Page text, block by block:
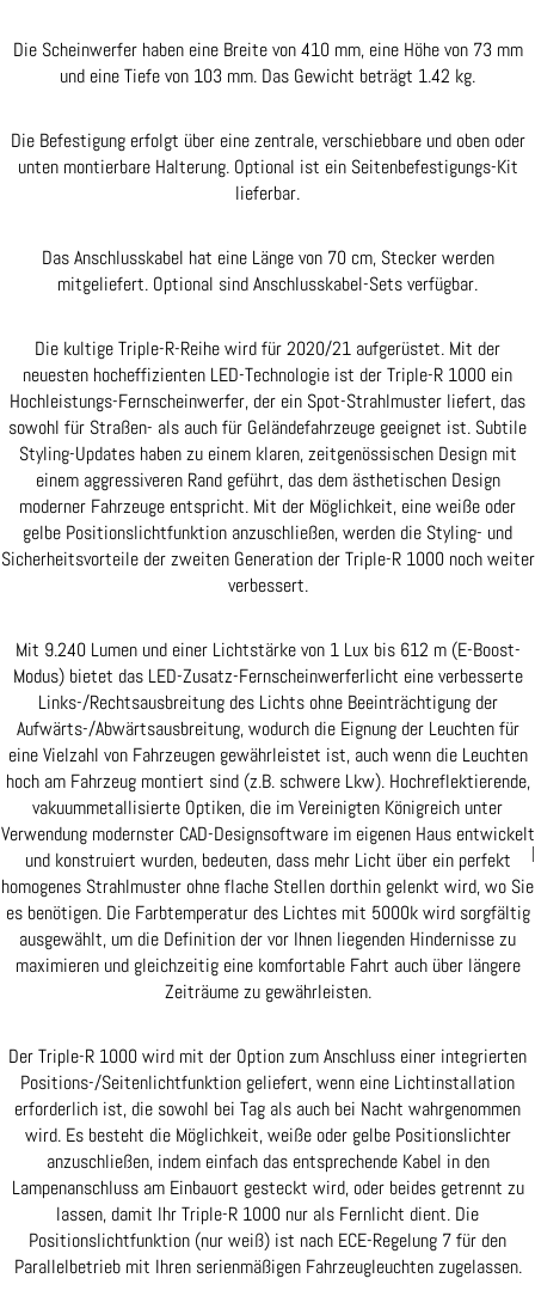
Die Scheinwerfer haben eine Breite von 410 mm, eine Höhe von 73 mm
und eine Tiefe von 103 mm. Das Gewicht beträgt 1.42 kg.
Die Befestigung erfolgt über eine zentrale, verschiebbare und oben oder
unten montierbare Halterung. Optional ist ein Seitenbefestigungs-Kit
lieferbar.
Das Anschlusskabel hat eine Länge von 70 cm, Stecker werden
mitgeliefert. Optional sind Anschlusskabel-Sets verfügbar.
Die kultige Triple-R-Reihe wird für 2020/21 aufgerüstet. Mit der
neuesten hocheffizienten LED-Technologie ist der Triple-R 1000 ein
Hochleistungs-Fernscheinwerfer, der ein Spot-Strahlmuster liefert, das
sowohl für Straßen- als auch für Geländefahrzeuge geeignet ist. Subtile
Styling-Updates haben zu einem klaren, zeitgenössischen Design mit
einem aggressiveren Rand geführt, das dem ästhetischen Design
moderner Fahrzeuge entspricht. Mit der Möglichkeit, eine weiße oder
gelbe Positionslichtfunktion anzuschließen, werden die Styling- und
Sicherheitsvorteile der zweiten Generation der Triple-R 1000 noch weiter
verbessert.
Mit 9.240 Lumen und einer Lichtstärke von 1 Lux bis 612 m (E-Boost-
Modus) bietet das LED-Zusatz-Fernscheinwerferlicht eine verbesserte
Links-/Rechtsausbreitung des Lichts ohne Beeinträchtigung der
Aufwärts-/Abwärtsausbreitung, wodurch die Eignung der Leuchten für
eine Vielzahl von Fahrzeugen gewährleistet ist, auch wenn die Leuchten
hoch am Fahrzeug montiert sind (z.B. schwere Lkw). Hochreflektierende,
vakuummetallisierte Optiken, die im Vereinigten Königreich unter
Verwendung modernster CAD-Designsoftware im eigenen Haus entwickelt
und konstruiert wurden, bedeuten, dass mehr Licht über ein perfekt
homogenes Strahlmuster ohne flache Stellen dorthin gelenkt wird, wo Sie
es benötigen. Die Farbtemperatur des Lichtes mit 5000k wird sorgfältig
ausgewählt, um die Definition der vor Ihnen liegenden Hindernisse zu
maximieren und gleichzeitig eine komfortable Fahrt auch über längere
Zeiträume zu gewährleisten.
Der Triple-R 1000 wird mit der Option zum Anschluss einer integrierten
Positions-/Seitenlichtfunktion geliefert, wenn eine Lichtinstallation
erforderlich ist, die sowohl bei Tag als auch bei Nacht wahrgenommen
wird. Es besteht die Möglichkeit, weiße oder gelbe Positionslichter
anzuschließen, indem einfach das entsprechende Kabel in den
Lampenanschluss am Einbauort gesteckt wird, oder beides getrennt zu
lassen, damit Ihr Triple-R 1000 nur als Fernlicht dient. Die
Positionslichtfunktion (nur weiß) ist nach ECE-Regelung 7 für den
Parallelbetrieb mit Ihren serienmäßigen Fahrzeugleuchten zugelassen.